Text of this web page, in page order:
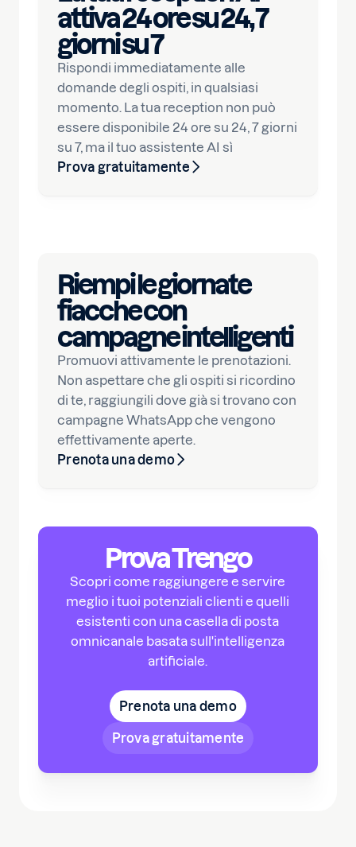
attiva 24 ore su 24, 7
giorni su 7
Rispondi immediatamente alle
domande degli ospiti, in qualsiasi
momento. La tua reception non può
essere disponibile 24 ore su 24, 7 giorni
su 7, ma il tuo assistente AI sì
Prova gratuitamente
Riempi le giornate
fiacche con
campagne intelligenti
Promuovi attivamente le prenotazioni.
Non aspettare che gli ospiti si ricordino
di te, raggiungili dove già si trovano con
campagne WhatsApp che vengono
effettivamente aperte.
Prenota una demo
Prova Trengo
Scopri come raggiungere e servire
meglio i tuoi potenziali clienti e quelli
esistenti con una casella di posta
omnicanale basata sull'intelligenza
artificiale.
Prenota una demo
Prova gratuitamente